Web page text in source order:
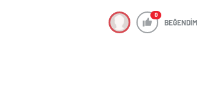
0
BEĞENDİM